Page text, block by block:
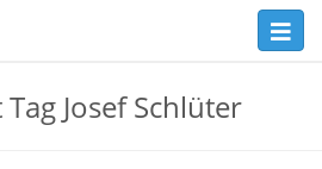
Josef Schlüter